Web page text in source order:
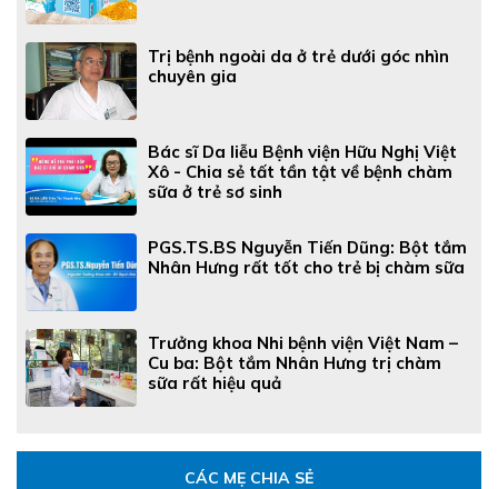
Trị bệnh ngoài da ở trẻ dưới góc nhìn
chuyên gia
Bác sĩ Da liễu Bệnh viện Hữu Nghị Việt
Xô - Chia sẻ tất tần tật về bệnh chàm
sữa ở trẻ sơ sinh
PGS.TS.BS Nguyễn Tiến Dũng: Bột tắm
Nhân Hưng rất tốt cho trẻ bị chàm sữa
Trưởng khoa Nhi bệnh viện Việt Nam –
Cu ba: Bột tắm Nhân Hưng trị chàm
sữa rất hiệu quả
CÁC MẸ CHIA SẺ